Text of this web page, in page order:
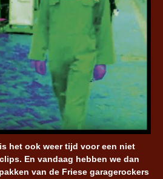
het ook weer tijd voor een niet
En vandaag hebben we dan
van de Friese garagerockers